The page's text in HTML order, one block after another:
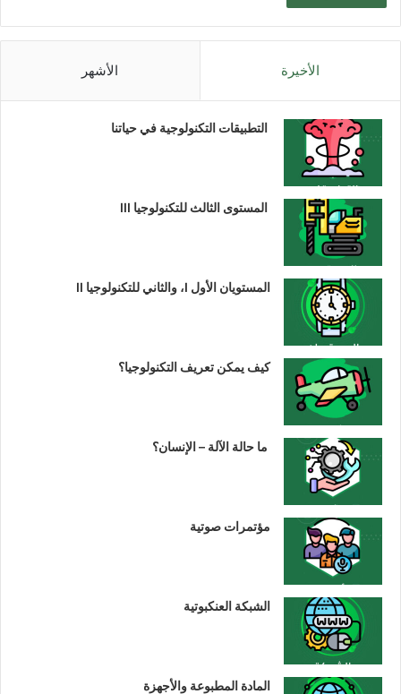
الأخيرة الأشهر
التطبيقات التكنولوجية في حياتنا
المستوى الثالث للتكنولوجيا III
المستويان الأول I، والثاني للتكنولوجيا II
كيف يمكن تعريف التكنولوجيا؟
ما حالة الآلة – الإنسان؟
مؤتمرات صوتية
الشبكة العنكبوتية
المادة المطبوعة والأجهزة